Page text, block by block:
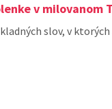
v milovanom
slov, v